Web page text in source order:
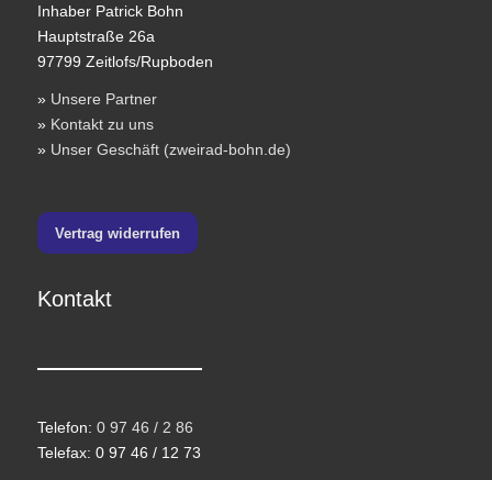
Inhaber Patrick Bohn
Hauptstraße 26a
97799 Zeitlofs/Rupboden
» Unsere Partner
» Kontakt zu uns
» Unser Geschäft (zweirad-bohn.de)
Vertrag widerrufen
Kontakt
Telefon: 0 97 46 / 2 86
Telefax: 0 97 46 / 12 73